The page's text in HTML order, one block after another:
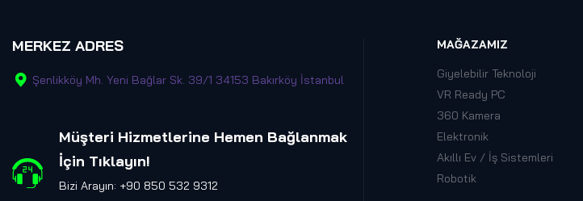
MERKEZ ADRES
Şenlikköy Mh. Yeni Bağlar Sk. 39/1 34153 Bakırköy İstanbul
Müşteri Hizmetlerine Hemen Bağlanmak
İçin Tıklayın!
Bizi Arayın: +90 850 532 9312
MAĞAZAMIZ
Giyelebilir Teknoloji
VR Ready PC
360 Kamera
Elektronik
Akıllı Ev / İş Sistemleri
Robotik